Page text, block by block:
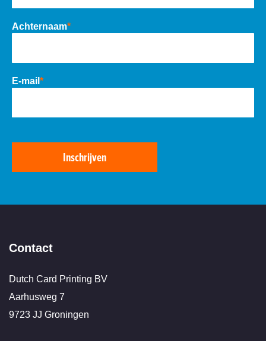
Achternaam*
E-mail *
Inschrijven
Contact
Dutch Card Printing BV
Aarhusweg 7
9723 JJ Groningen